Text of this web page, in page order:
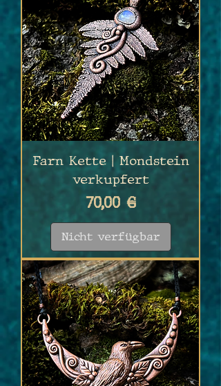
Farn Kette | Mondstein
verkupfert
Preis
70,00 €
Nicht verfügbar